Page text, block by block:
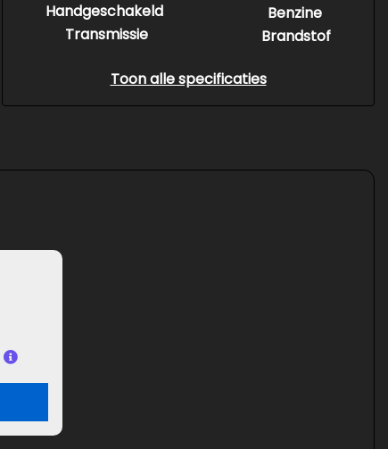
Handgeschakeld
Transmissie
Benzine
Brandstof
Toon alle specificaties